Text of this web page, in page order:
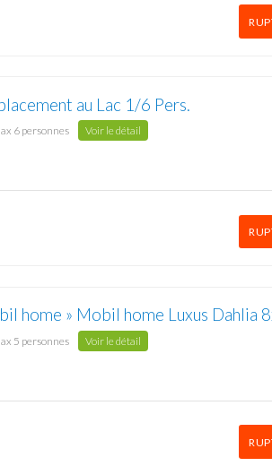
au Lac 1/6 Pers.
6 personnes Voir le détail
home » Mobil home Luxus Dahlia
5 personnes Voir le détail